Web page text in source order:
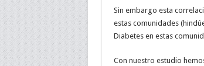
Sin embargo esta
estas comunidades
Diabetes en estas
Con nuestro estudio